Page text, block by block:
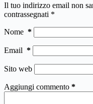
Il tuo indirizzo email non
contrassegnati *
Nome *
Email *
Sito web
Aggiungi commento *